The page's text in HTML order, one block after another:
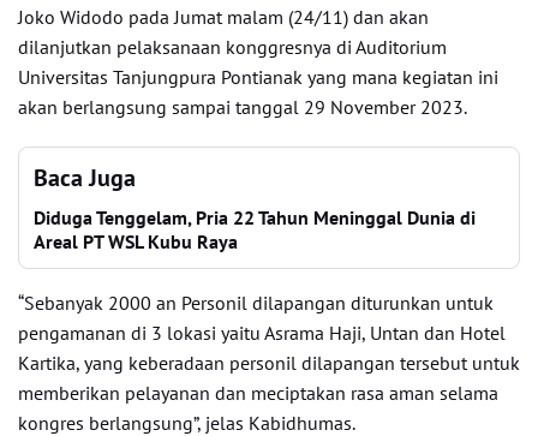
Joko Widodo pada Jumat malam (24/11) dan akan
dilanjutkan pelaksanaan konggresnya di Auditorium
Universitas Tanjungpura Pontianak yang mana kegiatan ini
akan berlangsung sampai tanggal 29 November 2023.
Baca Juga
Diduga Tenggelam, Pria 22 Tahun Meninggal Dunia di
Areal PT WSL Kubu Raya
“Sebanyak 2000 an Personil dilapangan diturunkan untuk
pengamanan di 3 lokasi yaitu Asrama Haji, Untan dan Hotel
Kartika, yang keberadaan personil dilapangan tersebut untuk
memberikan pelayanan dan meciptakan rasa aman selama
kongres berlangsung”, jelas Kabidhumas.